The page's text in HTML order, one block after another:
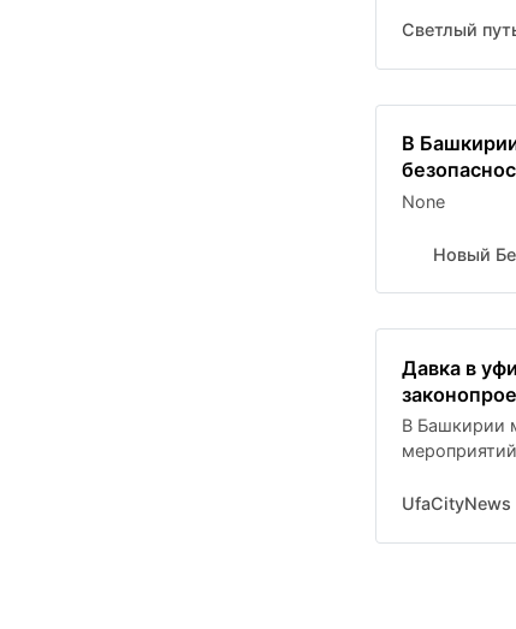
Светлый
В
None
Новый
Давка в
В Башкирии
мероприятий
UfaCityNews